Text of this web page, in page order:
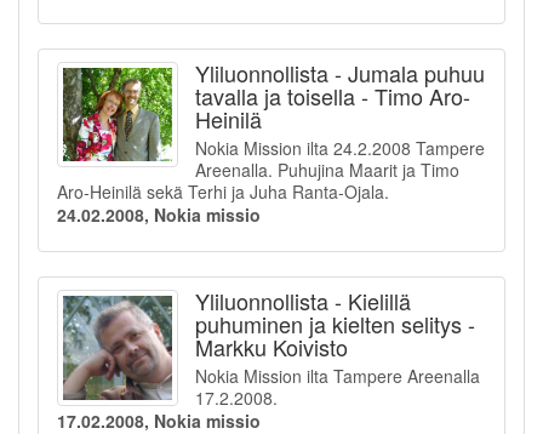
Yliluonnollista - Jumala puhuu
tavalla ja toisella - Timo Aro-
Heinilä
Nokia Mission ilta 24.2.2008 Tampere
Areenalla. Puhujina Maarit ja Timo
Aro-Heinilä sekä Terhi ja Juha Ranta-Ojala.
24.02.2008, Nokia missio
Yliluonnollista - Kielillä
puhuminen ja kielten selitys -
Markku Koivisto
Nokia Mission ilta Tampere Areenalla
17.2.2008.
17.02.2008, Nokia missio